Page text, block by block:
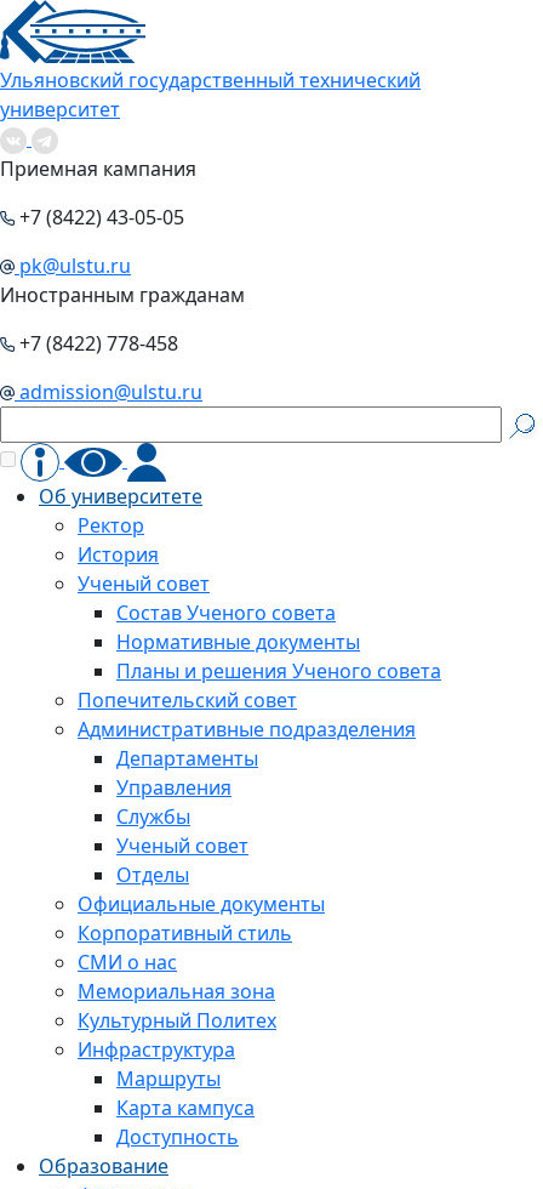
Ульяновский государственный технический
университет
Приемная кампания
+7 (8422) 43-05-05
pk@ulstu.ru
Иностранным гражданам
+7 (8422) 778-458
admission@ulstu.ru
Об университете
Ректор
История
Ученый совет
Состав Ученого совета
Нормативные документы
Планы и решения Ученого совета
Попечительский совет
Административные подразделения
Департаменты
Управления
Службы
Ученый совет
Отделы
Официальные документы
Корпоративный стиль
СМИ о нас
Мемориальная зона
Культурный Политех
Инфраструктура
Маршруты
Карта кампуса
Доступность
Образование